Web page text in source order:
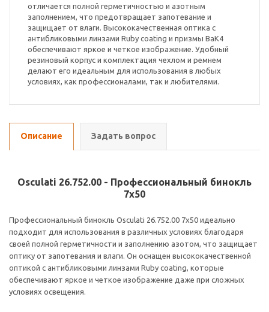
отличается полной герметичностью и азотным
заполнением, что предотвращает запотевание и
защищает от влаги. Высококачественная оптика с
антибликовыми линзами Ruby coating и призмы BaK4
обеспечивают яркое и четкое изображение. Удобный
резиновый корпус и комплектация чехлом и ремнем
делают его идеальным для использования в любых
условиях, как профессионалами, так и любителями.
Описание Задать вопрос
Osculati 26.752.00 - Профессиональный бинокль
7x50
Профессиональный бинокль Osculati 26.752.00 7x50 идеально
подходит для использования в различных условиях благодаря
своей полной герметичности и заполнению азотом, что защищает
оптику от запотевания и влаги. Он оснащен высококачественной
оптикой с антибликовыми линзами Ruby coating, которые
обеспечивают яркое и четкое изображение даже при сложных
условиях освещения.